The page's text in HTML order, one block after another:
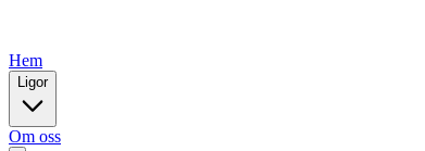
Hem
Ligor
Om oss